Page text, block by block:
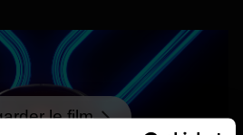
le film